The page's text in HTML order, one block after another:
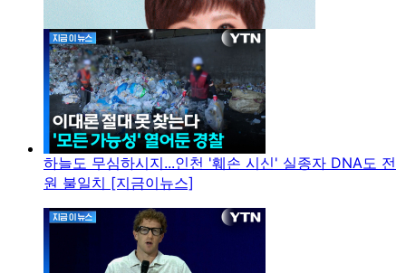
하늘도 무심하시지...인천 '훼손 시신' 실종자 DNA도 전
원 불일치 [지금이뉴스]